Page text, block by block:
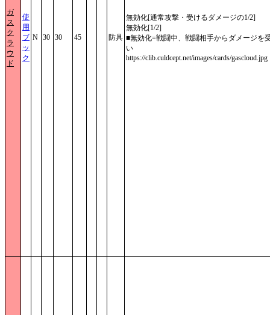
ガ
ス
ク
ラ
ウ
ド
使
用
ブ
ッ
ク
N 30 30 45 防具
無効化[通常攻撃・受けるダメージの1/2]
無効化[1/2]
■無効化=戦闘中、戦闘相手からダメージを
い
https://clib.culdcept.net/images/cards/gascloud.jpg